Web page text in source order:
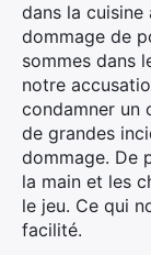
dans la
dommage de
sommes dans
notre
condamner un
de grandes
dommage. De
la main et les
le jeu. Ce qui
facilité.